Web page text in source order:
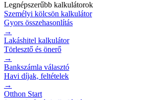
Legnépszerűbb kalkulátorok
Személyi kölcsön kalkulátor
Gyors összehasonlítás
→
Lakáshitel kalkulátor
Törlesztő és önerő
→
Bankszámla választó
Havi díjak, feltételek
→
Otthon Start